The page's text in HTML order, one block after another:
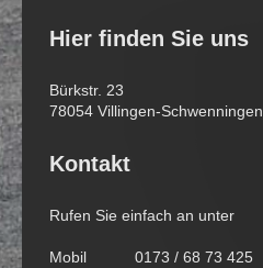
Hier finden Sie uns
Bürkstr. 23
78054 Villingen-Schwenningen
Kontakt
Rufen Sie einfach an unter
Mobil 0173 / 68 73 425